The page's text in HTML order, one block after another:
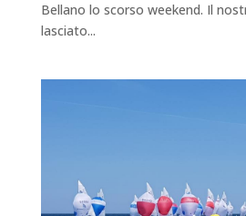
Bellano lo scorso weekend. Il
lasciato...